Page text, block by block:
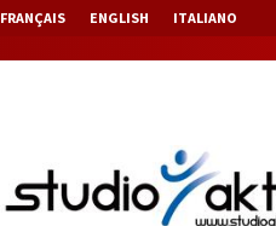
FRANÇAIS ENGLISH ITALIANO